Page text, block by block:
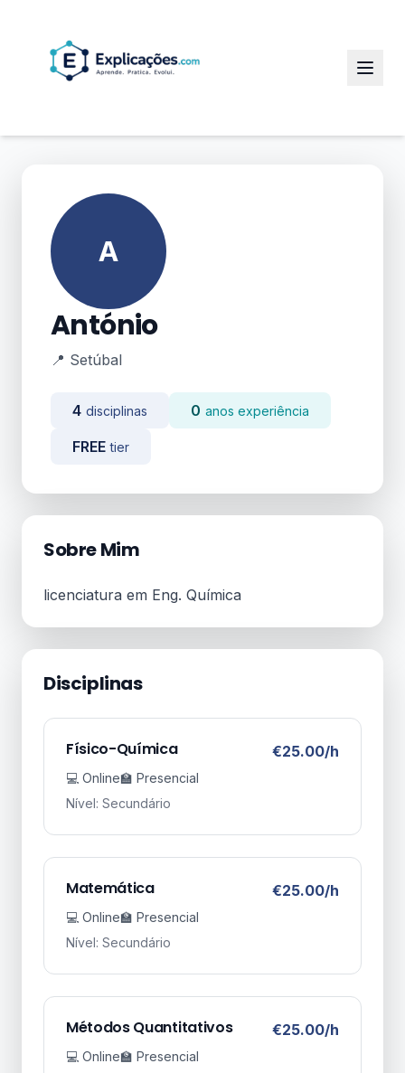
A
António
📍 Setúbal
4 disciplinas 0 anos experiência
FREE tier
Sobre Mim
licenciatura em Eng. Química
Disciplinas
Físico-Química €25.00/h
💻 Online🏫 Presencial
Nível: Secundário
Matemática €25.00/h
💻 Online🏫 Presencial
Nível: Secundário
Métodos Quantitativos €25.00/h
💻 Online🏫 Presencial